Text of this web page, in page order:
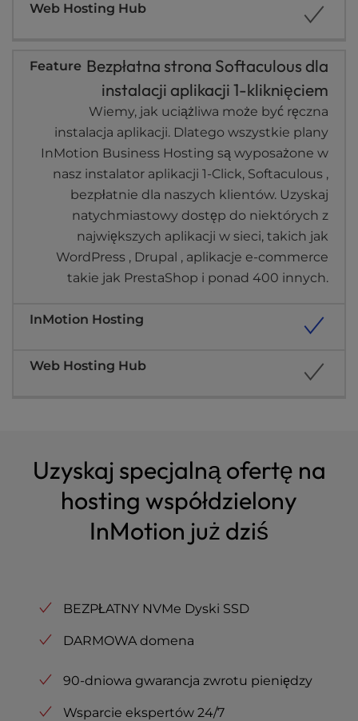
Bezpłatna strona Softaculous dla
instalacji aplikacji 1-kliknięciem
Wiemy, jak uciążliwa może być ręczna
instalacja aplikacji. Dlatego wszystkie plany
InMotion Business Hosting są wyposażone w
nasz instalator aplikacji 1-Click, Softaculous ,
bezpłatnie dla naszych klientów. Uzyskaj
natychmiastowy dostęp do niektórych z
największych aplikacji w sieci, takich jak
WordPress , Drupal , aplikacje e-commerce
takie jak PrestaShop i ponad 400 innych.
Uzyskaj specjalną ofertę na
hosting współdzielony
InMotion już dziś
BEZPŁATNY NVMe Dyski SSD
DARMOWA domena
90-dniowa gwarancja zwrotu pieniędzy
Wsparcie ekspertów 24/7